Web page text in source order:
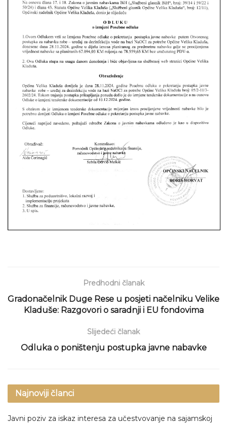
Predhodni članak
Gradonačelnik Duge Rese u posjeti načelniku Velike
Kladuše: Razgovori o saradnji i EU fondovima
Slijedeći članak
Odluka o poništenju postupka javne nabavke
Najnoviji članci
Javni poziv za iskaz interesa za učestvovanje na sajamskoj